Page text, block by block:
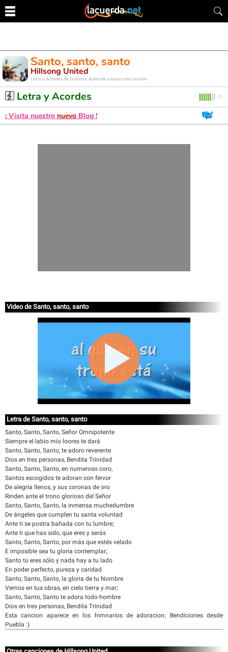
Santo, santo, santo
Hillsong United
Letra y Acordes de Guitarra. Aprende a tocar esta canción
Letra y Acordes
¡ Visita nuestro nuevo Blog !
Video de Santo, santo, santo
Letra de Santo, santo, santo
Santo, Santo, Santo, Señor Omnipotente
Siempre el labio mío loores te dará
Santo, Santo, Santo, te adoro reverente
Dios en tres personas, Bendita Trinidad
Santo, Santo, Santo, en numeroso coro,
Santos escogidos te adoran con fervor
De alegría llenos, y sus coronas de oro
Rinden ante el trono glorioso del Señor
Santo, Santo, Santo, la inmensa muchedumbre
De ángeles que cumplen tu santa voluntad
Ante ti se postra bañada con tu lumbre;
Ante ti que has sido, que eres y serás
Santo, Santo, Santo, por más que estés velado
E imposible sea tu gloria contemplar;
Santo tú eres sólo y nada hay a tu lado
En poder perfecto, pureza y caridad
Santo, Santo, Santo, la gloria de tu Nombre
Vemos en tus obras, en cielo tierra y mar;
Santo, Santo, Santo te adora todo hombre
Dios en tres personas, Bendita Trinidad
Esta cancion aparece en los himnarios de adoracion; Bendiciones desde
Puebla :)